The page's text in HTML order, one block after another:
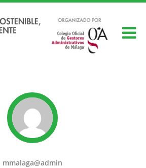
mmalaga@admin